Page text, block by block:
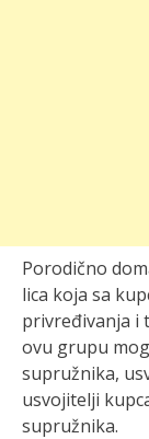
Porodično
lica koja sa
privređivanja i
ovu grupu
supružnika,
usvojitelji
supružnika.